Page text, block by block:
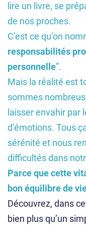
lire un livre, se
de nos proches.
C’est ce qu’on
responsabilités
personnelle”.
Mais la réalité est
sommes
laisser envahir par
d’émotions. Tous
sérénité et nous
difficultés dans
Parce que cette
bon équilibre de
Découvrez, dans
bien plus qu’un